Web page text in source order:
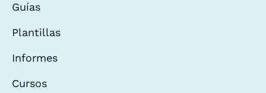
Guías
Plantillas
Informes
Cursos